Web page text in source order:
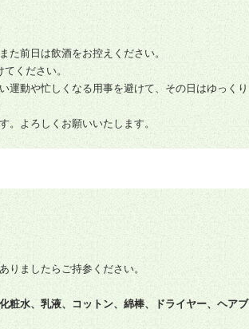
前日は飲酒をお控えください。
ください。
運動や忙しくなる用事を避けて、その日はゆっくり
。よろしくお願いいたします。
ましたらご持参ください。
粧水、乳液、コットン、綿棒、ドライヤー、ヘアブ